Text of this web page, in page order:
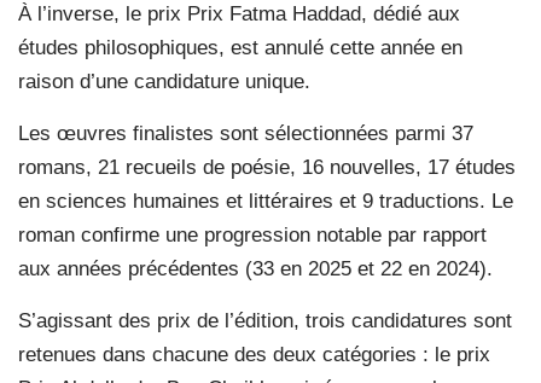
À l’inverse, le prix Prix Fatma Haddad, dédié aux
études philosophiques, est annulé cette année en
raison d’une candidature unique.
Les œuvres finalistes sont sélectionnées parmi 37
romans, 21 recueils de poésie, 16 nouvelles, 17 études
en sciences humaines et littéraires et 9 traductions. Le
roman confirme une progression notable par rapport
aux années précédentes (33 en 2025 et 22 en 2024).
S’agissant des prix de l’édition, trois candidatures sont
retenues dans chacune des deux catégories : le prix